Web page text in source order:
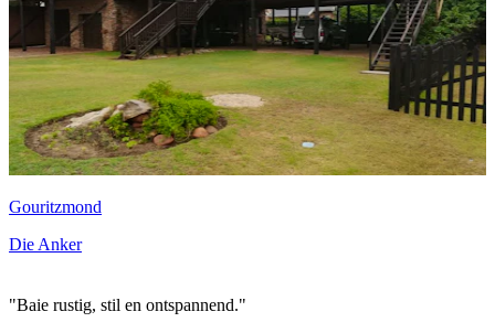
Gouritzmond
Die Anker
"Baie rustig, stil en ontspannend."